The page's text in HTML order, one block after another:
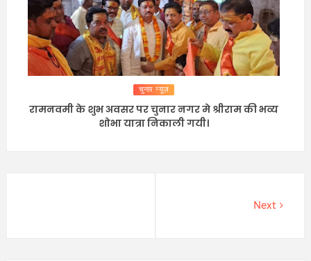
चुनार न्यूज़
रामनवमी के शुभ अवसर पर चुनार नगर मे श्रीराम की भव्य
शोभा यात्रा निकाली गयी।
Next